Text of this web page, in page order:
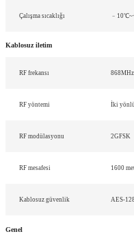
Çalışma sıcaklığı
Kablosuz iletim
RF frekansı 868MHz
RF yöntemi İki
RF modülasyonu 2GFSK
RF mesafesi 1600
Kablosuz güvenlik AES-128
Genel